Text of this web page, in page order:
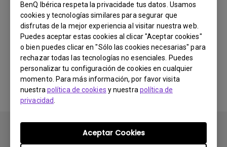
BenQ Ibérica respeta la privacidade tus datos. Usamos
cookies y tecnologías similares para segurar que
disfrutas de la mejor experiencia al visitar nuestra web.
Puedes aceptar estas cookies al clicar "Aceptar cookies"
o bien puedes clicar en "Sólo las cookies necesarias" para
rechazar todas las tecnologías no esenciales. Puedes
personalizar tu configuración de cookies en cualquier
momento. Para más información, por favor visita
nuestra política de cookies y nuestra política de
privacidad
Aceptar Cookies
Actualizar:2008/10/07
European Spanish
Tamaño de archivo:744.26 KB
Versión:
Previsualizar